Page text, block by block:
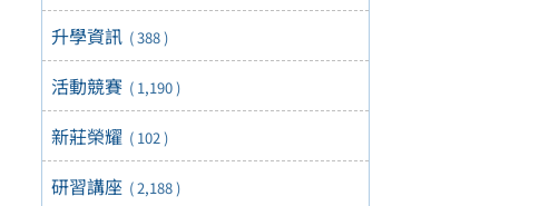
升學資訊 ( 388 )
活動競賽 ( 1,190 )
新莊榮耀 ( 102 )
研習講座 ( 2,188 )